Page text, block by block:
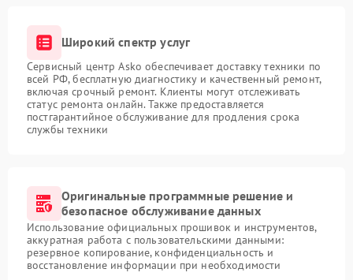
Широкий спектр услуг
Сервисный центр Asko обеспечивает доставку техники по
всей РФ, бесплатную диагностику и качественный ремонт,
включая срочный ремонт. Клиенты могут отслеживать
статус ремонта онлайн. Также предоставляется
постгарантийное обслуживание для продления срока
службы техники
Оригинальные программные решение и
безопасное обслуживание данных
Использование официальных прошивок и инструментов,
аккуратная работа с пользовательскими данными:
резервное копирование, конфиденциальность и
восстановление информации при необходимости